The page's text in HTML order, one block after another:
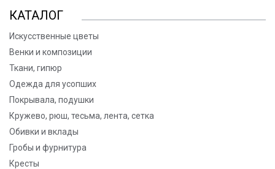
КАТАЛОГ
Искусственные цветы
Венки и композиции
Ткани, гипюр
Одежда для усопших
Покрывала, подушки
Кружево, рюш, тесьма, лента, сетка
Обивки и вклады
Гробы и фурнитура
Кресты